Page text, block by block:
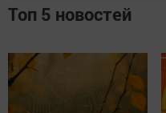
Топ 5 новостей